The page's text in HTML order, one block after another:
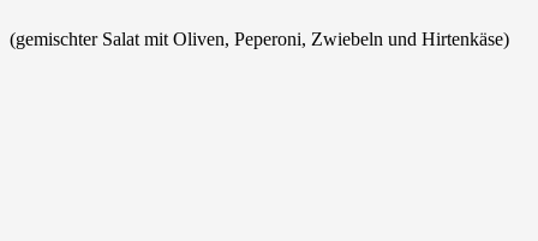
(gemischter Salat mit Oliven, Peperoni, Zwiebeln und Hirtenkäse)